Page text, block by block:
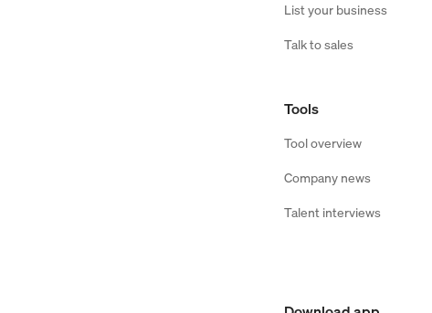
List your business
Talk to sales
Tools
Tool overview
Company news
Talent interviews